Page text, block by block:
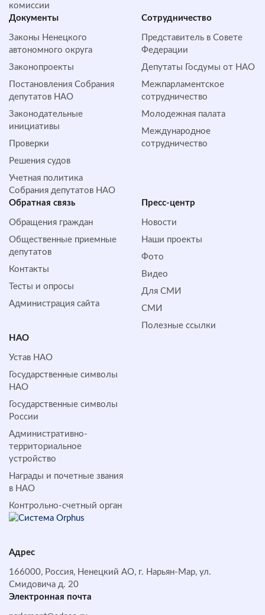
комиссии
Документы
Законы Ненецкого
автономного округа
Законопроекты
Постановления Собрания
депутатов НАО
Законодательные
инициативы
Проверки
Решения судов
Учетная политика
Собрания депутатов НАО
Сотрудничество
Представитель в Совете
Федерации
Депутаты Госдумы от НАО
Межпарламентское
сотрудничество
Молодежная палата
Международное
сотрудничество
Обратная cвязь
Обращения граждан
Общественные приемные
депутатов
Контакты
Тесты и опросы
Администрация сайта
Пресс-центр
Новости
Наши проекты
Фото
Видео
Для СМИ
СМИ
Полезные ссылки
НАО
Устав НАО
Государственные символы
НАО
Государственные символы
России
Административно-
территориальное
устройство
Награды и почетные звания
в НАО
Контрольно-счетный орган
Адрес
166000, Россия, Ненецкий АО, г. Нарьян-Мар, ул.
Смидовича д. 20
Электронная почта